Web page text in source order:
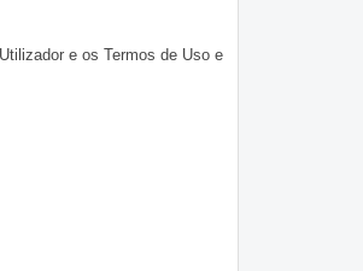
e os Termos de Uso e